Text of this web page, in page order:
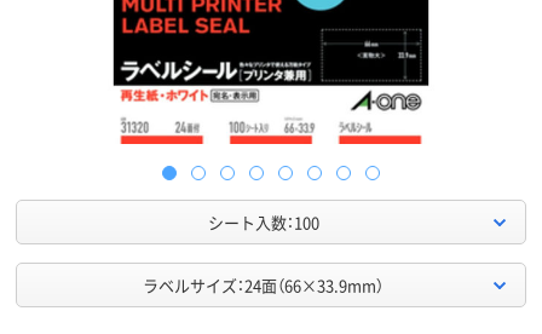
シート入数：100
ラベルサイズ：24面（66×33.9mm）